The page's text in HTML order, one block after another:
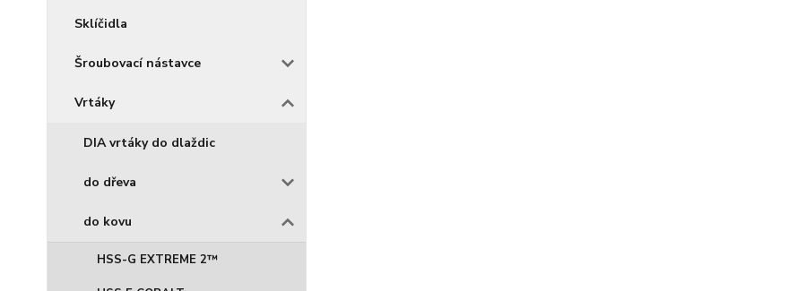
Sklíčidla
Šroubovací nástavce
Vrtáky
DIA vrtáky do dlaždic
do dřeva
do kovu
HSS-G EXTREME 2™